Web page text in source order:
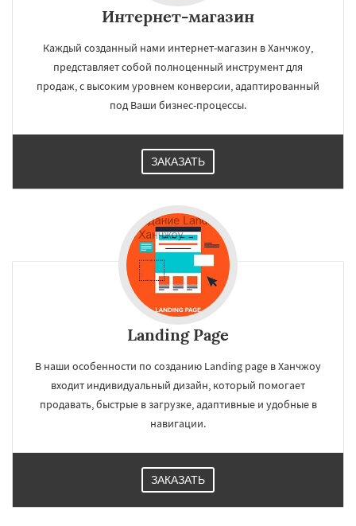
Интернет-магазин
Каждый созданный нами интернет-магазин в Ханчжоу,
представляет собой полноценный инструмент для
продаж, с высоким уровнем конверсии, адаптированный
под Ваши бизнес-процессы.
ЗАКАЗАТЬ
Landing Page
В наши особенности по созданию Landing page в Ханчжоу
входит индивидуальный дизайн, который помогает
продавать, быстрые в загрузке, адаптивные и удобные в
навигации.
ЗАКАЗАТЬ